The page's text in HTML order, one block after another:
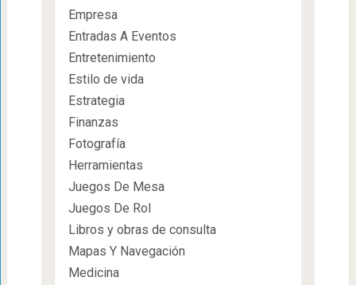
Empresa
Entradas A Eventos
Entretenimiento
Estilo de vida
Estrategia
Finanzas
Fotografía
Herramientas
Juegos De Mesa
Juegos De Rol
Libros y obras de consulta
Mapas Y Navegación
Medicina